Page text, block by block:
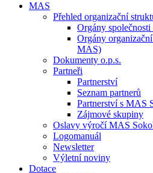
MAS
Přehled organizační
Orgány společnosti
Orgány
MAS)
Dokumenty o.p.s.
Partneři
Partnerství
Seznam partnerů
Partnerství s MAS
Zájmové skupiny
Oslavy výročí MAS
Logomanuál
Newsletter
Výletní noviny
Dotace